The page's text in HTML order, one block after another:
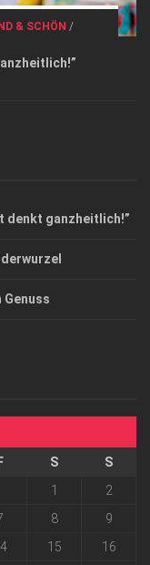
& SCHÖN /
denkt ganzheitlich!”
Genuss
F S
S
1
2
8
9
15 16